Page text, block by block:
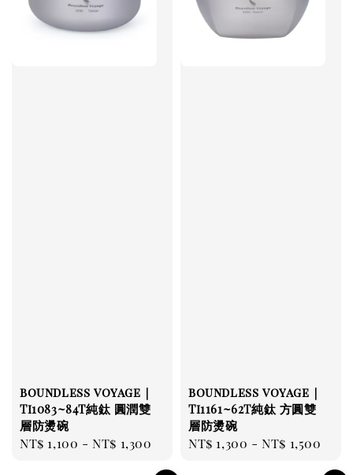
boundless voyage｜
Ti1083~84T純鈦 圓潤雙
層防燙碗
Regular
NT$ 1,100 -NT$ 1,300
boundless voyage｜
Ti1161~62T純鈦 方圓雙
層防燙碗
Regular
NT$ 1,300 -NT$ 1,500